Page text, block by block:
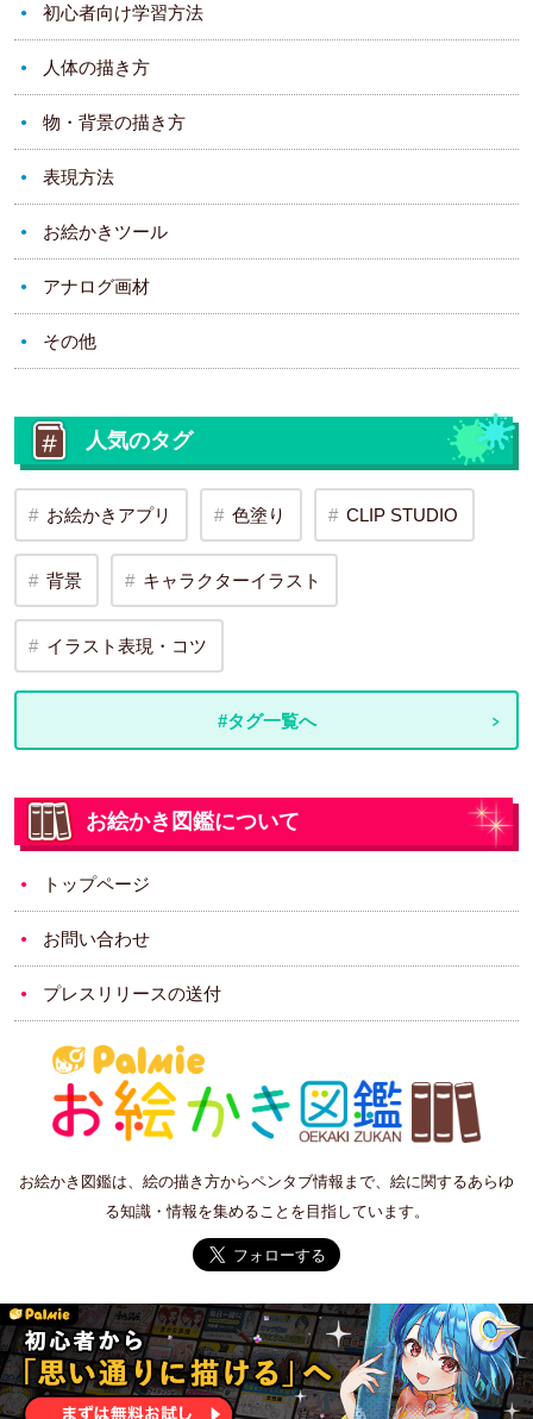
初心者向け学習方法
人体の描き方
物・背景の描き方
表現方法
お絵かきツール
アナログ画材
その他
人気のタグ
お絵かきアプリ 色塗り CLIP STUDIO
背景 キャラクターイラスト
イラスト表現・コツ
#タグ一覧へ
お絵かき図鑑について
トップページ
お問い合わせ
プレスリリースの送付
お絵かき図鑑は、絵の描き方からペンタブ情報まで、絵に関するあらゆ
る知識・情報を集めることを目指しています。